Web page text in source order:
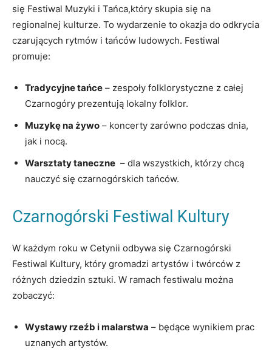
się Festiwal Muzyki i Tańca,który⁣ skupia się na
regionalnej kulturze. To wydarzenie ‌to okazja do odkrycia⁣
czarujących rytmów i tańców ludowych. Festiwal
promuje:
Tradycyjne tańce – zespoły folklorystyczne z całej
Czarnogóry prezentują lokalny folklor.
Muzykę ‌na żywo – koncerty zarówno podczas dnia,
jak i nocą.
Warsztaty ⁣taneczne ⁣ – dla wszystkich, którzy chcą
nauczyć się ⁤czarnogórskich tańców.
Czarnogórski‍ Festiwal ⁣Kultury
W każdym roku w Cetynii ⁤odbywa się Czarnogórski⁢
Festiwal Kultury, ⁣który gromadzi artystów ‍i twórców z
różnych dziedzin​ sztuki. W⁤ ramach festiwalu można ​
zobaczyć:
Wystawy rzeźb i malarstwa – ⁤będące wynikiem‍ prac
uznanych‍ artystów.